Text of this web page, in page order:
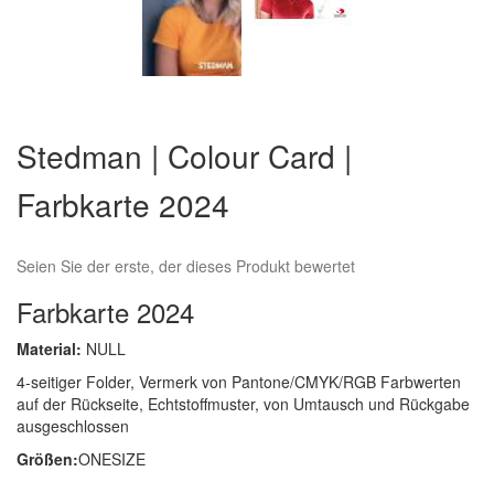
der
Bildergalerie
springen
Stedman | Colour Card |
Farbkarte 2024
Seien Sie der erste, der dieses Produkt bewertet
Farbkarte 2024
Material: NULL
4-seitiger Folder, Vermerk von Pantone/CMYK/RGB Farbwerten
auf der Rückseite, Echtstoffmuster, von Umtausch und Rückgabe
ausgeschlossen
Größen:ONESIZE